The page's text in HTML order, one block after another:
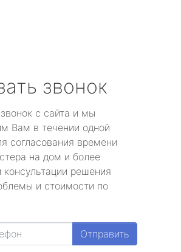
звонок
с сайта и мы
Вам в течении одной
согласования времени
на дом и более
консультации решения
и стоимости по
Отправить